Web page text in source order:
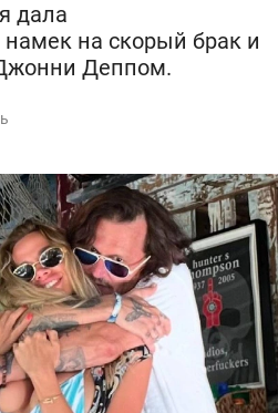
дала
на скорый брак и
Деппом.